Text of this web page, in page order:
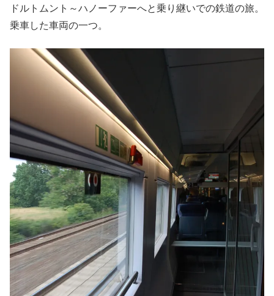
ドルトムント～ハノーファーへと乗り継いでの鉄道の旅。
乗車した車両の一つ。